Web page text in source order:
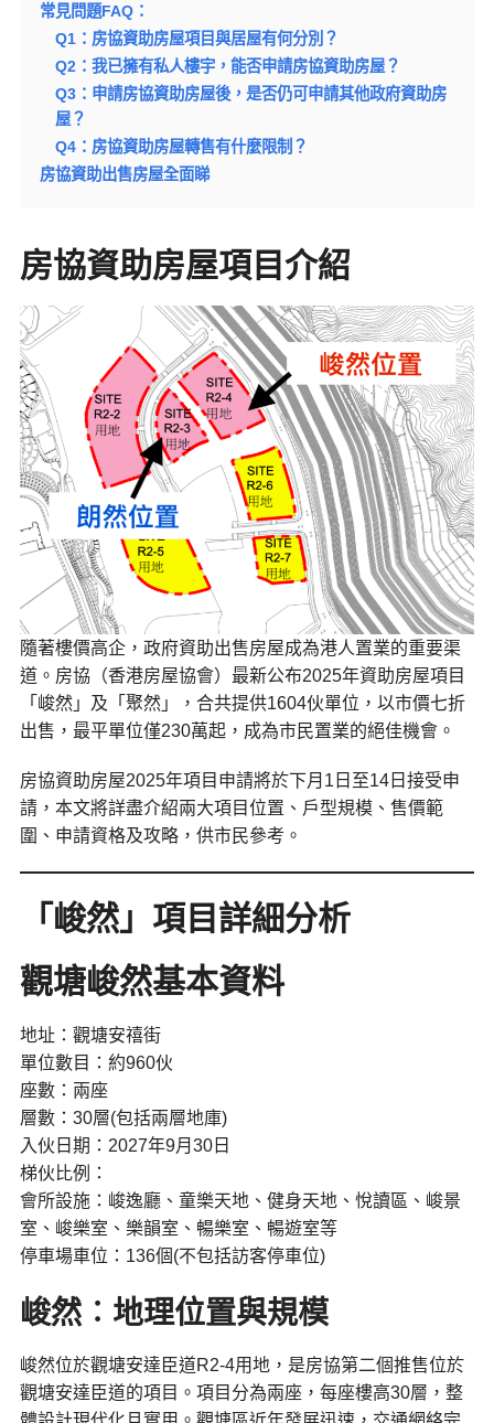
常見問題FAQ：
Q1：房協資助房屋項目與居屋有何分別？
Q2：我已擁有私人樓宇，能否申請房協資助房屋？
Q3：申請房協資助房屋後，是否仍可申請其他政府資助房
屋？
Q4：房協資助房屋轉售有什麼限制？
房協資助出售房屋全面睇
房協資助房屋項目介紹
隨著樓價高企，政府資助出售房屋成為港人置業的重要渠
道。房協（香港房屋協會）最新公布2025年資助房屋項目
「峻然」及「聚然」，合共提供1604伙單位，以市價七折
出售，最平單位僅230萬起，成為市民置業的絕佳機會。
房協資助房屋2025年項目申請將於下月1日至14日接受申
請，本文將詳盡介紹兩大項目位置、戶型規模、售價範
圍、申請資格及攻略，供市民參考。
「峻然」項目詳細分析
觀塘峻然基本資料
地址：觀塘安禧街
單位數目：約960伙
座數：兩座
層數：30層(包括兩層地庫)
入伙日期：2027年9月30日
梯伙比例：
會所設施：峻逸廳、童樂天地、健身天地、悅讀區、峻景
室、峻樂室、樂韻室、暢樂室、暢遊室等
停車場車位：136個(不包括訪客停車位)
峻然︰地理位置與規模
峻然位於觀塘安達臣道R2-4用地，是房協第二個推售位於
觀塘安達臣道的項目。項目分為兩座，每座樓高30層，整